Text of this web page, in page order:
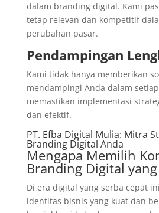
dalam branding digital. Kami
tetap relevan dan kompetitif
perubahan pasar.
Pendampingan
Kami tidak hanya memberikan
mendampingi Anda dalam
memastikan implementasi
dan efektif.
PT. Efba Digital Mulia: Mitra
Branding Digital Anda
Mengapa Memilih
Branding Digital yang
Di era digital yang serba cepat
identitas bisnis yang kuat dan